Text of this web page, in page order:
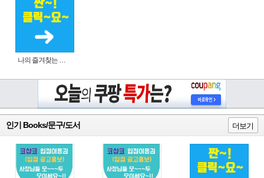
나의 즐겨찾는 상품 리스트로 편리하게 주문하세요~(쿠팡 다이나믹 배너)
인기 Books/문구/도서 더보기